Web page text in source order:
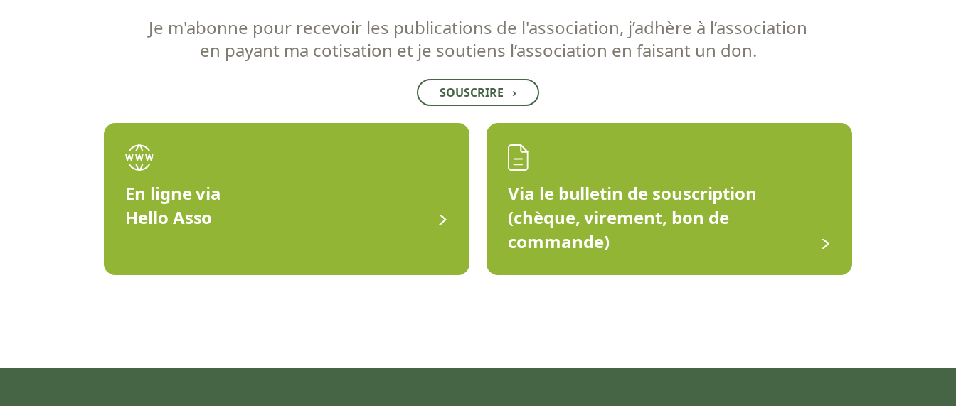
Je m'abonne pour recevoir les publications de l'association, j’adhère à l’association
en payant ma cotisation et je soutiens l’association en faisant un don.
SOUSCRIRE ›
En ligne via
Hello Asso
Via le bulletin de souscription
(chèque, virement, bon de
commande)